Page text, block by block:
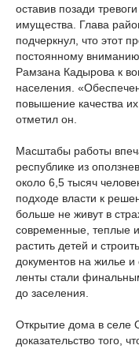
оставив позади
имущества. Глава
подчеркнул, что этот
постоянному
Рамзана Кадырова к
населения.
повышение качества
отметил он.
Масштабы работы
республике из
около 6,5 тысяч
подходе власти к
больше не живут в
современные, теплые
растить детей и
документов на жилье и
ленты стали
до заселения.
Открытие дома в селе
доказательство того,